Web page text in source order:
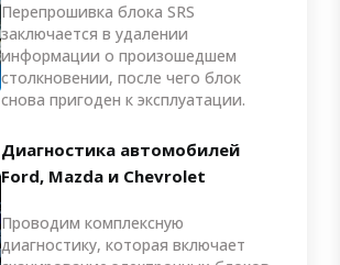
Перепрошивка блока SRS
заключается в удалении
информации о произошедшем
столкновении, после чего блок
снова пригоден к эксплуатации.
Диагностика автомобилей
Ford, Mazda и Chevrolet
Проводим комплексную
диагностику, которая включает